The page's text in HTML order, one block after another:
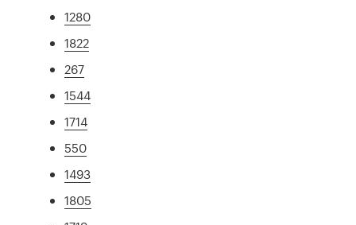
1280
1822
267
1544
1714
550
1493
1805